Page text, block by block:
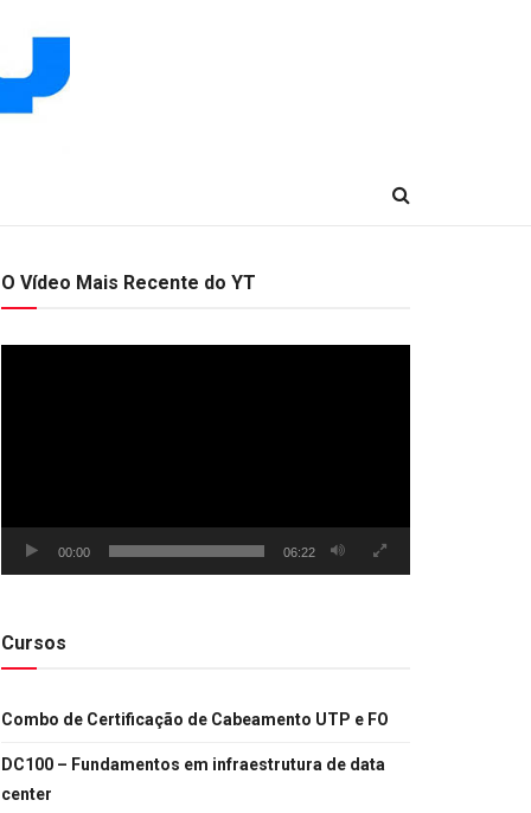
O Vídeo Mais Recente do YT
00:00 06:22
Cursos
Combo de Certificação de Cabeamento UTP e FO
DC100 – Fundamentos em infraestrutura de data
center